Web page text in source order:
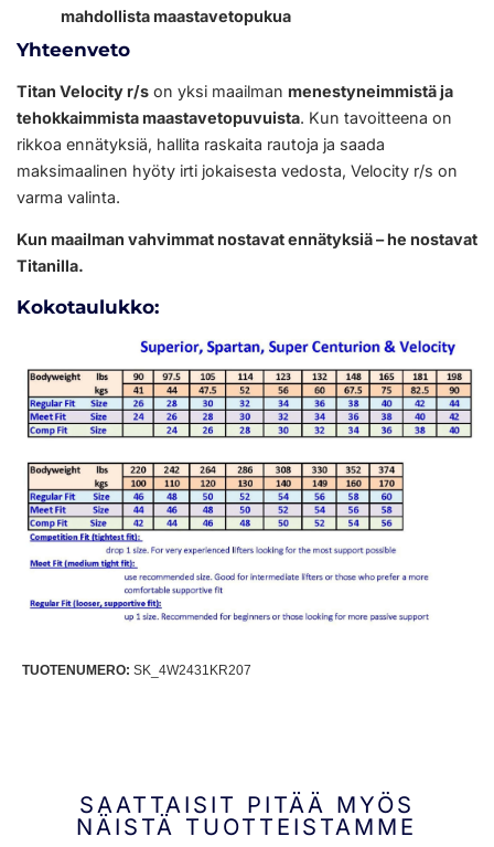
mahdollista maastavetopukua
Yhteenveto
Titan Velocity r/s on yksi maailman menestyneimmistä ja
tehokkaimmista maastavetopuvuista. Kun tavoitteena on
rikkoa ennätyksiä, hallita raskaita rautoja ja saada
maksimaalinen hyöty irti jokaisesta vedosta, Velocity r/s on
varma valinta.
Kun maailman vahvimmat nostavat ennätyksiä – he nostavat
Titanilla.
Kokotaulukko:
TUOTENUMERO: SK_4W2431KR207
SAATTAISIT PITÄÄ MYÖS
NÄISTÄ TUOTTEISTAMME